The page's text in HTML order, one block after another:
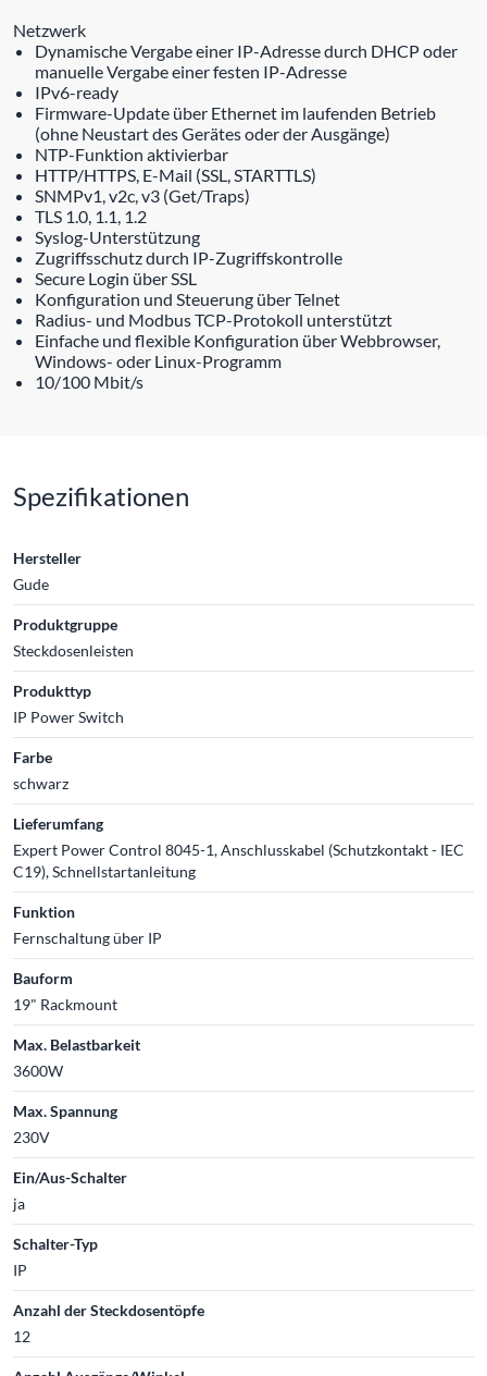
Netzwerk
Dynamische Vergabe einer IP-Adresse durch DHCP oder
manuelle Vergabe einer festen IP-Adresse
IPv6-ready
Firmware-Update über Ethernet im laufenden Betrieb
(ohne Neustart des Gerätes oder der Ausgänge)
NTP-Funktion aktivierbar
HTTP/HTTPS, E-Mail (SSL, STARTTLS)
SNMPv1, v2c, v3 (Get/Traps)
TLS 1.0, 1.1, 1.2
Syslog-Unterstützung
Zugriffsschutz durch IP-Zugriffskontrolle
Secure Login über SSL
Konfiguration und Steuerung über Telnet
Radius- und Modbus TCP-Protokoll unterstützt
Einfache und flexible Konfiguration über Webbrowser,
Windows- oder Linux-Programm
10/100 Mbit/s
Spezifikationen
Hersteller
Gude
Produktgruppe
Steckdosenleisten
Produkttyp
IP Power Switch
Farbe
schwarz
Lieferumfang
Expert Power Control 8045-1, Anschlusskabel (Schutzkontakt - IEC
C19), Schnellstartanleitung
Funktion
Fernschaltung über IP
Bauform
19" Rackmount
Max. Belastbarkeit
3600W
Max. Spannung
230V
Ein/Aus-Schalter
ja
Schalter-Typ
IP
Anzahl der Steckdosentöpfe
12